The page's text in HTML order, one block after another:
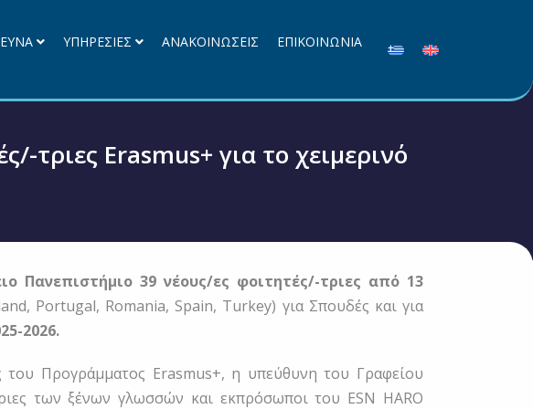
ΥΠΗΡΕΣΙΕΣ ΑΝΑΚΟΙΝΩΣΕΙΣ ΕΠΙΚΟΙΝΩΝΙΑ
τριες Erasmus+ για το χειμερινό
Πανεπιστήμιο 39 νέους/ες φοιτητές/-τριες από 13
Portugal, Romania, Spain, Turkey) για Σπουδές και για
2026.
του Προγράμματος Erasmus+, η υπεύθυνη του Γραφείου
των ξένων γλωσσών και εκπρόσωποι του ESN HARO